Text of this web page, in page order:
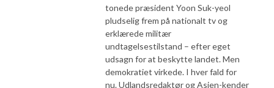
tonede præsident Yoon Suk-yeol
pludselig frem på nationalt tv og
erklærede militær
undtagelsestilstand – efter eget
udsagn for at beskytte landet. Men
demokratiet virkede. I hver fald for
nu. Udlandsredaktør og Asien-kender